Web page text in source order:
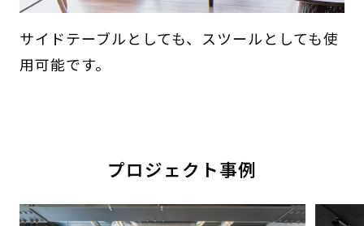
サイドテーブルとしても、スツールとしても使
用可能です。
プロジェクト事例